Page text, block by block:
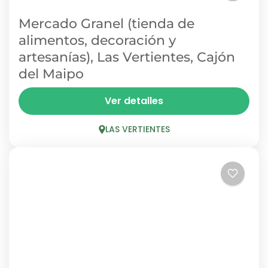
Mercado Granel (tienda de
alimentos, decoración y
artesanías), Las Vertientes, Cajón
del Maipo
En la tranquila localidad de Las Vertientes se
encuentra Mercado Granel, una tienda de
alimentos a granel, decoración y artesanías
Ver detalles
LAS VERTIENTES